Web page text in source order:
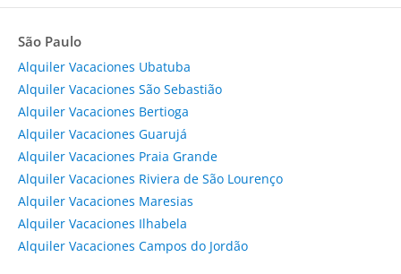
São Paulo
Alquiler Vacaciones Ubatuba
Alquiler Vacaciones São Sebastião
Alquiler Vacaciones Bertioga
Alquiler Vacaciones Guarujá
Alquiler Vacaciones Praia Grande
Alquiler Vacaciones Riviera de São Lourenço
Alquiler Vacaciones Maresias
Alquiler Vacaciones Ilhabela
Alquiler Vacaciones Campos do Jordão